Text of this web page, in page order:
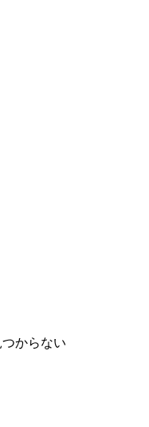
からない